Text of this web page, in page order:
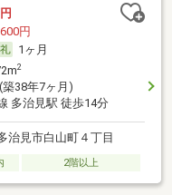
円
1ヶ月
2
築38年7ヶ月)
多治見駅 徒歩14分
治見市白山町４丁目
2階以上